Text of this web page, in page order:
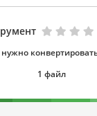
1 файл